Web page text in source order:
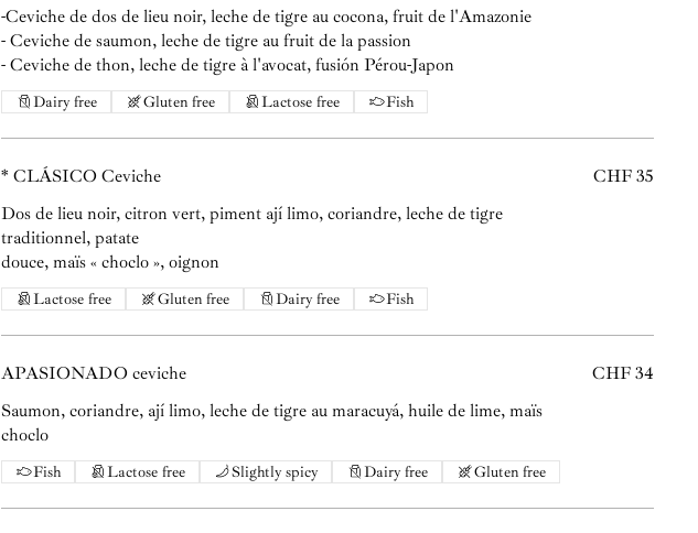
-Ceviche de dos de lieu noir, leche de tigre au cocona, fruit de l'Amazonie
- Ceviche de saumon, leche de tigre au fruit de la passion
- Ceviche de thon, leche de tigre à l'avocat, fusión Pérou-Japon
Dairy free Gluten free Lactose free Fish
* CLÁSICO Ceviche
Dos de lieu noir, citron vert, piment ají limo, coriandre, leche de tigre
traditionnel, patate
douce, maïs « choclo », oignon
CHF 35
Lactose free Gluten free Dairy free Fish
APASIONADO ceviche
Saumon, coriandre, ají limo, leche de tigre au maracuyá, huile de lime, maïs
CHF 34
Fish Lactose free Slightly spicy Dairy free Gluten free